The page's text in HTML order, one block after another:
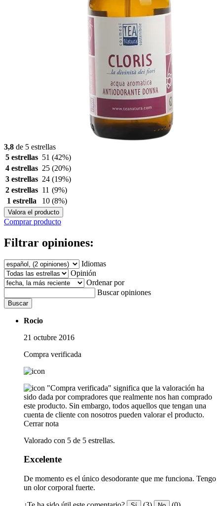
3,8 de 5 estrellas
5 estrellas 51 (42%)
4 estrellas 25 (20%)
3 estrellas 24 (19%)
2 estrellas 11 (9%)
1 estrella
10 (8%)
Valora el producto
Comprar producto
Filtrar opiniones:
Idiomas
Opinión
Ordenar por
Buscar opiniones
Buscar
Rocio
21 octubre 2016
Compra verificada
"Compra verificada" significa que la valoración ha
sido dada por compradores que realmente nos han comprado
este producto. Sin embargo, todos aquellos que tengan una
cuenta de cliente con nosotros pueden valorar el producto.
Cerrar nota
Valorado con 5 de 5 estrellas.
Excelente
De momento es el único desodorante que me funciona. Tengo
un olor corporal fuerte.